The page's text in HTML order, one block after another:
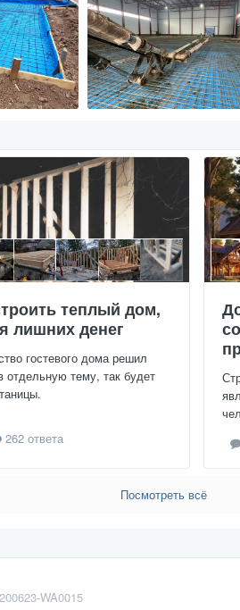
теплый дом,
лишних денег
гостевого дома решил
отдельную тему, так будет
262 ответа
Посмотреть всё
WA0015